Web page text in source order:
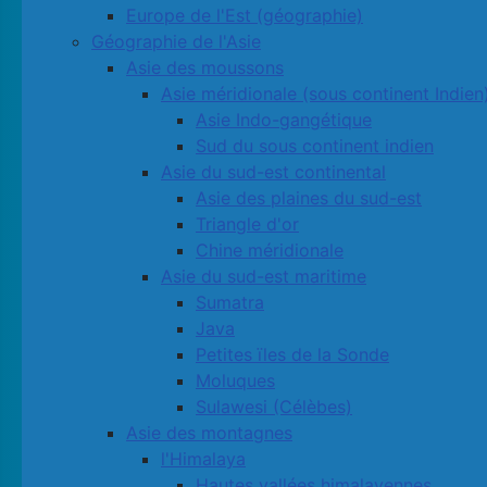
Europe de l'Est (géographie)
Géographie de l'Asie
Asie des moussons
Asie méridionale (sous continent
Asie Indo-gangétique
Sud du sous continent indien
Asie du sud-est continental
Asie des plaines du sud-est
Triangle d'or
Chine méridionale
Asie du sud-est maritime
Sumatra
Java
Petites ïles de la Sonde
Moluques
Sulawesi (Célèbes)
Asie des montagnes
l'Himalaya